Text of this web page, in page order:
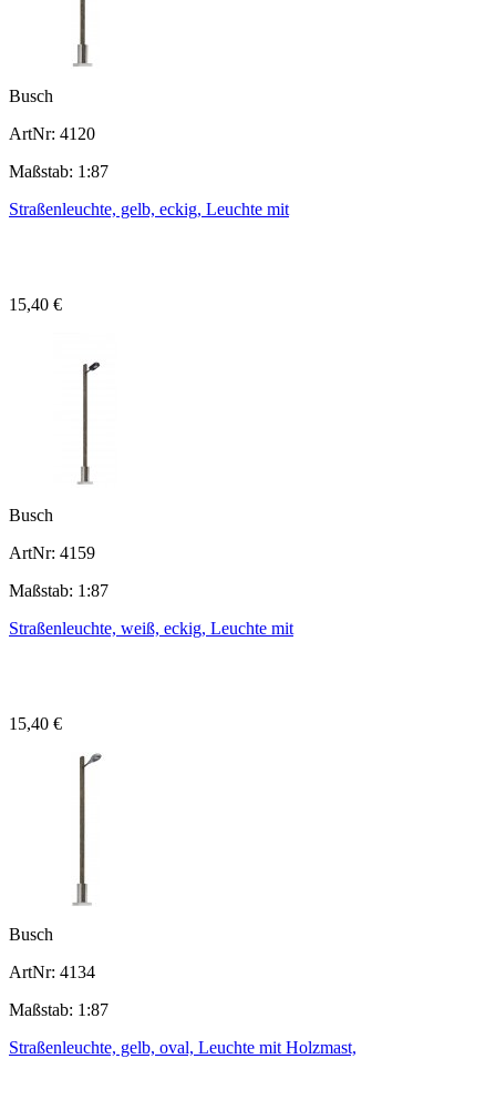
Busch
ArtNr: 4120
Maßstab: 1:87
Straßenleuchte, gelb, eckig, Leuchte mit
15,40 €
Busch
ArtNr: 4159
Maßstab: 1:87
Straßenleuchte, weiß, eckig, Leuchte mit
15,40 €
Busch
ArtNr: 4134
Maßstab: 1:87
Straßenleuchte, gelb, oval, Leuchte mit Holzmast,